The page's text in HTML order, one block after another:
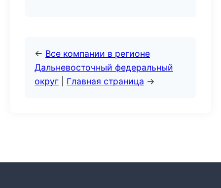
← Все компании в регионе
Дальневосточный федеральный
округ
Главная страница →